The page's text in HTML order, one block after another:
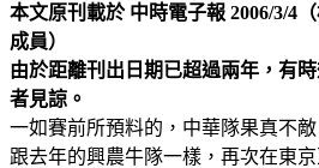
本文原刊載於 中時電子報 2006/3/4
成員）
由於距離刊出日期已超過兩年，有
者見諒。
一如賽前所預料的，中華隊果真不
跟去年的興農牛隊一樣，再次在東